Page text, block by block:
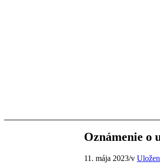
Oznámenie o
11. mája 2023/v